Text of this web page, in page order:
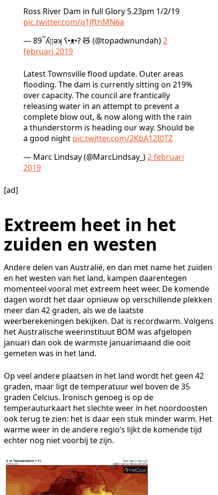
Ross River Dam in full Glory 5.23pm 1/2/19
pic.twitter.com/q1JfthMN6a
— 89‾ʎןןǝʞ ʕ•ᴥ•ʔ 🧸 (@topadwnundah)2
februari 2019
Latest Townsville flood update. Outer areas
flooding. The dam is currently sitting on 219%
over capacity. The council are frantically
releasing water in an attempt to prevent a
complete blow out, & now along with the rain
a thunderstorm is heading our way. Should be
a good night pic.twitter.com/2KbA12I0TZ
— Marc Lindsay (@MarcLindsay_)2 februari
2019
[ad]
Extreem heet in het
zuiden en westen
Andere delen van Australië, en dan met name het zuiden
en het westen van het land, kampen daarentegen
momenteel vooral met extreem heet weer. De komende
dagen wordt het daar opnieuw op verschillende plekken
meer dan 42 graden, als we de laatste
weerberekeningen bekijken. Dat is recordwarm. Volgens
het Australische weerinstituut BOM was afgelopen
januari dan ook de warmste januarimaand die ooit
gemeten was in het land.
Op veel andere plaatsen in het land wordt het geen 42
graden, maar ligt de temperatuur wel boven de 35
graden Celcius. Ironisch genoeg is op de
temperauturkaart het slechte weer in het noordoosten
ook terug te zien: het is daar een stuk minder warm. Het
warme weer in de andere regio’s lijkt de komende tijd
echter nog niet voorbij te zijn.